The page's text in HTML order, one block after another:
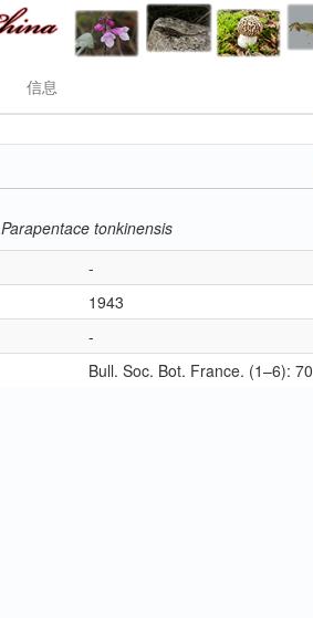
信息
Parapentace tonkinensis
-
1943
-
Bull. Soc. Bot. France. (1–6):